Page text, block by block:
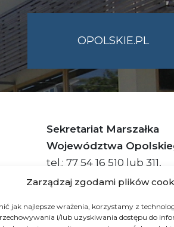
Zarządzaj zgodami plików
jak najlepsze wrażenia, korzystamy z
i/lub uzyskiwania dostępu do
OPOLSKIE.PL
Sekretariat Marszałka
Województwa
tel.: 77 54 16 510 lub 311,
faks: 77 54 16 512
ePUAP Urzędu: /q877fxtk55/